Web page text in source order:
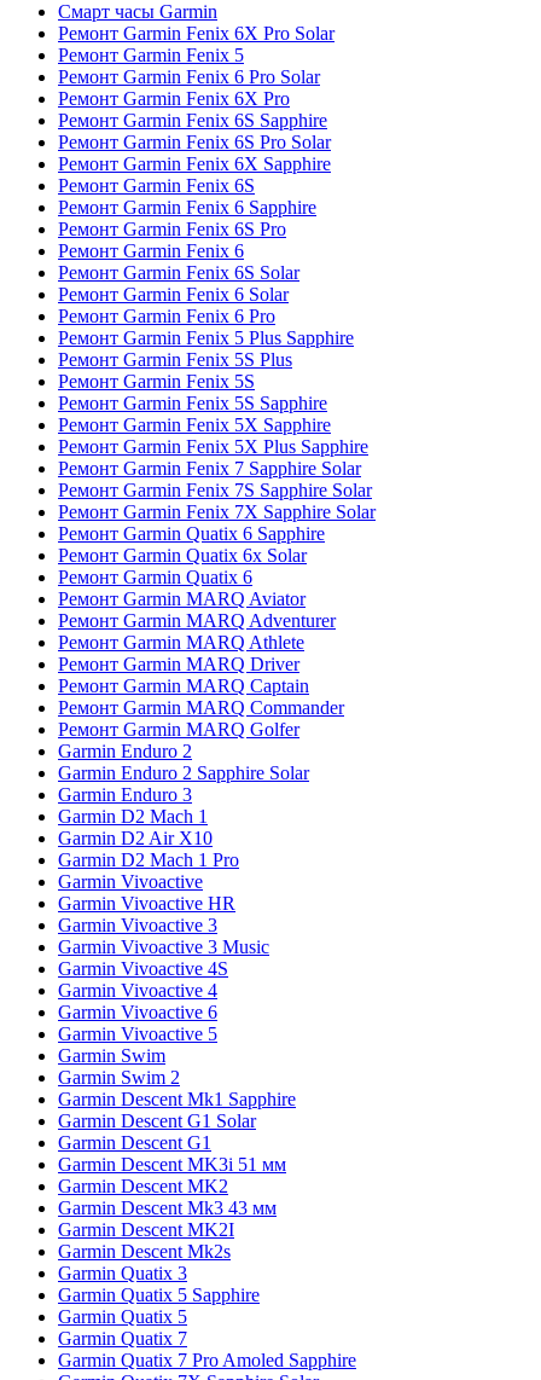
Смарт часы Garmin
Ремонт Garmin Fenix 6X Pro Solar
Ремонт Garmin Fenix 5
Ремонт Garmin Fenix 6 Pro Solar
Ремонт Garmin Fenix 6X Pro
Ремонт Garmin Fenix 6S Sapphire
Ремонт Garmin Fenix 6S Pro Solar
Ремонт Garmin Fenix 6X Sapphire
Ремонт Garmin Fenix 6S
Ремонт Garmin Fenix 6 Sapphire
Ремонт Garmin Fenix 6S Pro
Ремонт Garmin Fenix 6
Ремонт Garmin Fenix 6S Solar
Ремонт Garmin Fenix 6 Solar
Ремонт Garmin Fenix 6 Pro
Ремонт Garmin Fenix 5 Plus Sapphire
Ремонт Garmin Fenix 5S Plus
Ремонт Garmin Fenix 5S
Ремонт Garmin Fenix 5S Sapphire
Ремонт Garmin Fenix 5X Sapphire
Ремонт Garmin Fenix 5X Plus Sapphire
Ремонт Garmin Fenix 7 Sapphire Solar
Ремонт Garmin Fenix 7S Sapphire Solar
Ремонт Garmin Fenix 7X Sapphire Solar
Ремонт Garmin Quatix 6 Sapphire
Ремонт Garmin Quatix 6x Solar
Ремонт Garmin Quatix 6
Ремонт Garmin MARQ Aviator
Ремонт Garmin MARQ Adventurer
Ремонт Garmin MARQ Athlete
Ремонт Garmin MARQ Driver
Ремонт Garmin MARQ Captain
Ремонт Garmin MARQ Commander
Ремонт Garmin MARQ Golfer
Garmin Enduro 2
Garmin Enduro 2 Sapphire Solar
Garmin Enduro 3
Garmin D2 Mach 1
Garmin D2 Air X10
Garmin D2 Mach 1 Pro
Garmin Vivoactive
Garmin Vivoactive HR
Garmin Vivoactive 3
Garmin Vivoactive 3 Music
Garmin Vivoactive 4S
Garmin Vivoactive 4
Garmin Vivoactive 6
Garmin Vivoactive 5
Garmin Swim
Garmin Swim 2
Garmin Descent Mk1 Sapphire
Garmin Descent G1 Solar
Garmin Descent G1
Garmin Descent MK3i 51 мм
Garmin Descent MK2
Garmin Descent Mk3 43 мм
Garmin Descent MK2I
Garmin Descent Mk2s
Garmin Quatix 3
Garmin Quatix 5 Sapphire
Garmin Quatix 5
Garmin Quatix 7
Garmin Quatix 7 Pro Amoled Sapphire